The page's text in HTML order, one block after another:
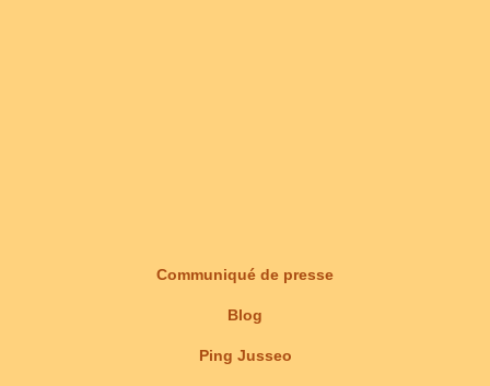
Communiqué de presse
Blog
Ping Jusseo